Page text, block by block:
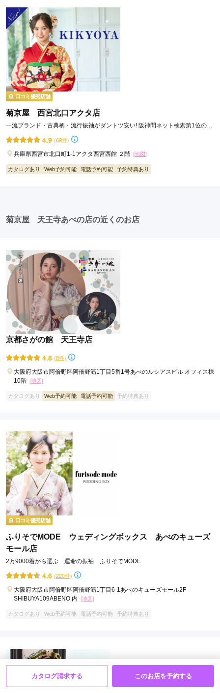
カタログ請求する このお店を予約する
菊京屋 店舗一覧
口コミ優秀店舗
菊京屋 西宮北口アクタ店
一流ブランド・古典柄・流行振袖がダントツ安い! 阪神間ネット検索第1位の西
4.9 (69件)
兵庫県西宮市北口町1-1アクタ西宮西館 ２階 [地図]
カタログあり Web予約可能 電話予約可能 予約特典あり
菊京屋 天王寺あべの店の近くのお店
京都さがの館 天王寺店
4.8 (8件)
大阪府大阪市阿倍野区阿倍野筋1丁目5番1号あべのルシアスビル オフィス棟
10階 [地図]
カタログあり Web予約可能 電話予約可能 予約特典あり
口コミ優秀店舗
ふりそでMODE ウェディングボックス あべのキューズ
モール店
2万9000着から選ぶ 運命の振袖 ふりそでMODE
4.6 (220件)
大阪府大阪市阿倍野区阿倍野筋1丁目6-1あべのキューズモール2F
SHIBUYA109ABENO 内 [地図]
カタログあり Web予約可能 電話予約可能 予約特典あり